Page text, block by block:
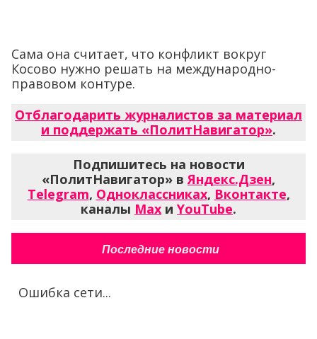
Сама она считает, что конфликт вокруг
Косово нужно решать на международно-
правовом контуре.
Отблагодарить журналистов за материал
и поддержать «ПолитНавигатор».
Подпишитесь на новости
«ПолитНавигатор» вЯндекс.Дзен,
Telegram, Одноклассниках, Вконтакте,
каналы Max и YouTube.
Последние новости
Ошибка сети...